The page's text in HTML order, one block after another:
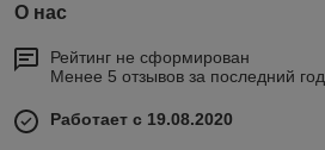
О нас
Рейтинг не сформирован
Менее 5 отзывов за последний год
Работает с 19.08.2020